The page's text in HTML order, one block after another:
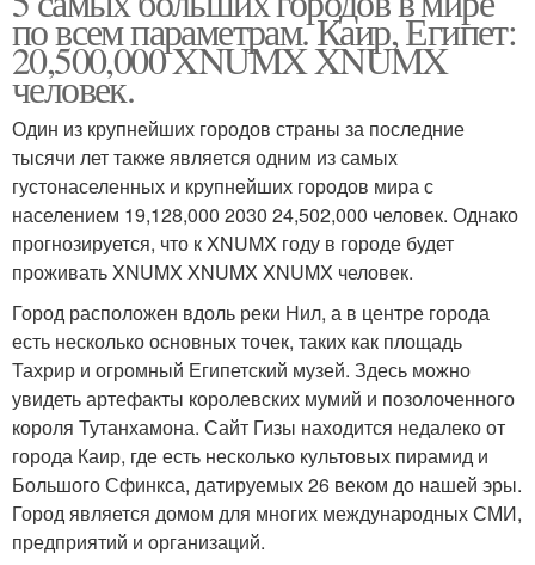
по всем параметрам. Каир, Египет:
20,500,000 XNUMX XNUMX
человек.
Один из крупнейших городов страны за последние
тысячи лет также является одним из самых
густонаселенных и крупнейших городов мира с
населением 19,128,000 2030 24,502,000 человек. Однако
прогнозируется, что к XNUMX году в городе будет
проживать XNUMX XNUMX XNUMX человек.
Город расположен вдоль реки Нил, а в центре города
есть несколько основных точек, таких как площадь
Тахрир и огромный Египетский музей. Здесь можно
увидеть артефакты королевских мумий и позолоченного
короля Тутанхамона. Сайт Гизы находится недалеко от
города Каир, где есть несколько культовых пирамид и
Большого Сфинкса, датируемых 26 веком до нашей эры.
Город является домом для многих международных СМИ,
предприятий и организаций.